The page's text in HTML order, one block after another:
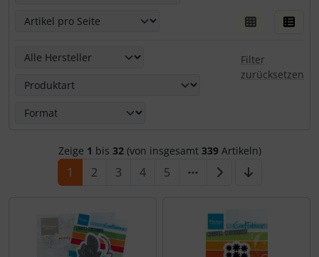
Hier kannst Du die nachfolgenden Artikel nach ihren
Filter
zurücksetzen
Zeige 1 bis 32(von insgesamt 339Artikeln)
1 2 3 4 5